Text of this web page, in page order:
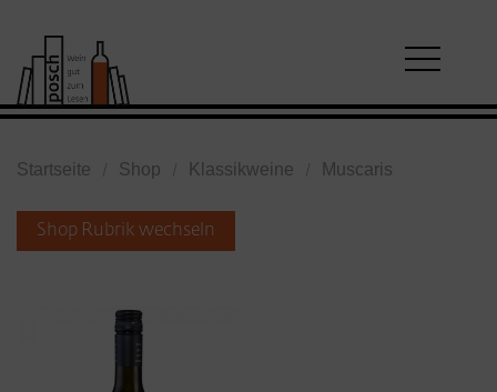
Startseite Shop Klassikweine Muscaris
Shop Rubrik wechseln